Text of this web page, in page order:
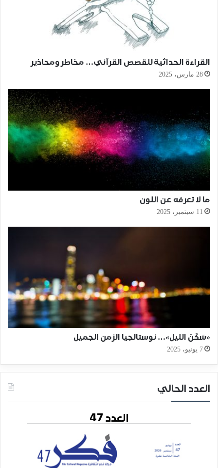
القراءة الحداثية للقصص القرآني… مخاطر ومحاذير
28 مارس، 2025
ما لا تعرفه عن اللون
11 سبتمبر، 2025
«سَكَنَ الليل»… نوستالجيا الزمن الجميل
7 يونيو، 2025
العدد الحالي
العدد 47